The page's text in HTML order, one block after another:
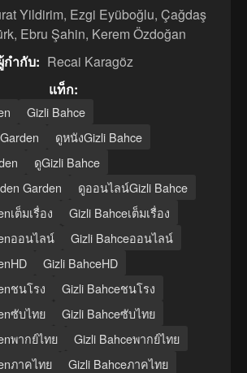
Yildirim, Ezgi Eyüboğlu, Çağdaş
Ebru Şahin, Kerem Özdoğan
กำกับ: Recai Karagöz
แท็ก:
Gizli Bahce
ดูหนังGizli Bahce
ดูGizli Bahce
Garden
ดูออนไลน์Gizli Bahce
เต็มเรื่อง
Gizli Bahceเต็มเรื่อง
ออนไลน์
Gizli Bahceออนไลน์
Gizli BahceHD
ชนโรง
Gizli Bahceชนโรง
ซับไทย
Gizli Bahceซับไทย
พากย์ไทย
Gizli Bahceพากย์ไทย
ภาคไทย
Gizli Bahceภาคไทย